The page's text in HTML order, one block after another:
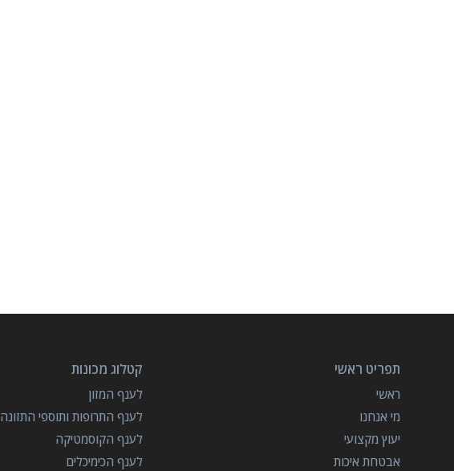
תפריט ראשי
ראשי
מי אנחנו
יעוץ מקצועי
אבטחת איכות
קטלוג מכונות
לענף המזון
לענף התרופות ותוספי התזונה
לענף הקוסמטיקה
לענף הכימיכלים